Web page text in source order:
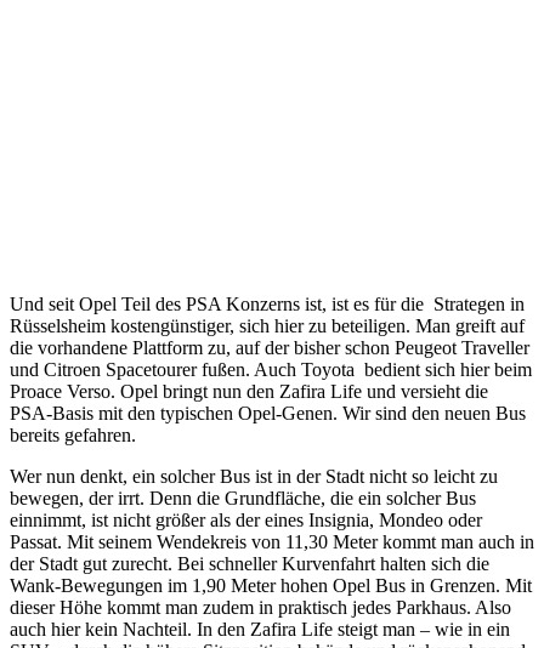
Und seit Opel Teil des PSA Konzerns ist, ist es für die Strategen in
Rüsselsheim kostengünstiger, sich hier zu beteiligen. Man greift auf
die vorhandene Plattform zu, auf der bisher schon Peugeot Traveller
und Citroen Spacetourer fußen. Auch Toyota bedient sich hier beim
Proace Verso. Opel bringt nun den Zafira Life und versieht die
PSA-Basis mit den typischen Opel-Genen. Wir sind den neuen Bus
bereits gefahren.
Wer nun denkt, ein solcher Bus ist in der Stadt nicht so leicht zu
bewegen, der irrt. Denn die Grundfläche, die ein solcher Bus
einnimmt, ist nicht größer als der eines Insignia, Mondeo oder
Passat. Mit seinem Wendekreis von 11,30 Meter kommt man auch in
der Stadt gut zurecht. Bei schneller Kurvenfahrt halten sich die
Wank-Bewegungen im 1,90 Meter hohen Opel Bus in Grenzen. Mit
dieser Höhe kommt man zudem in praktisch jedes Parkhaus. Also
auch hier kein Nachteil. In den Zafira Life steigt man – wie in ein